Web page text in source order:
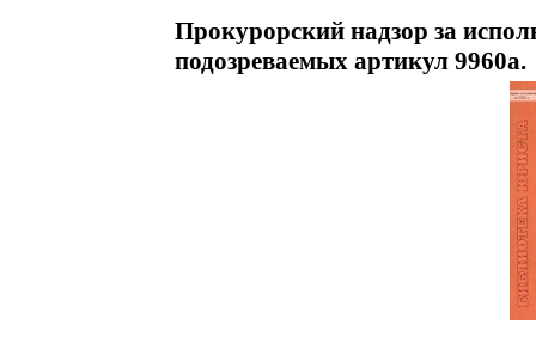
Прокурорский надзор за
подозреваемых артикул 9960a.